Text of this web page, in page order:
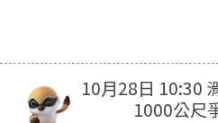
10月28日 10:30
1000公尺